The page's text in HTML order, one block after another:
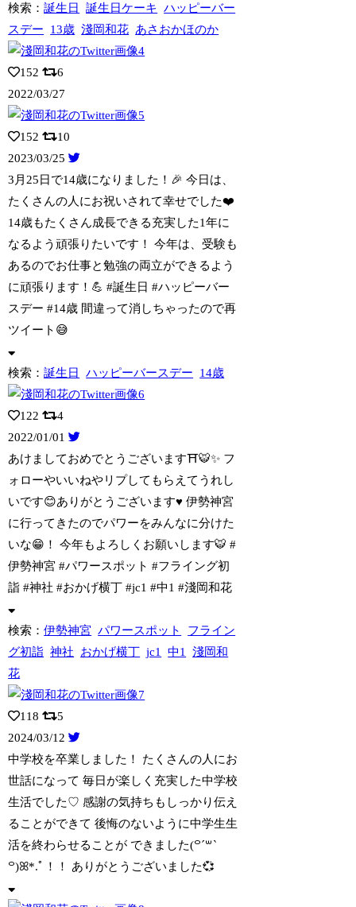
検索：誕生日 誕生日ケーキ ハッピーバー
スデー
13歳 淺岡和花 あさおかほのか
152
6
2022/03/27
152
10
2023/03/25
3月25日で14歳になりました！🎉 今日は、
たくさんの人にお祝いされて幸せでした❤️
14歳もたくさん成長できる充実した1年に
なるよう頑張りたいです！ 今年は、受験も
あるのでお仕事と勉強の両立ができるよう
に頑張ります！💪 #誕生日 #ハッピーバー
スデー #14歳 間違って消しちゃったので再
ツイート😅
検索：誕生日 ハッピーバースデー 14歳
122
4
2022/01/01
あけましておめでとうございます⛩🐯✨ フ
ォローやいいねやリプしてもらえてうれし
いです😊ありがとうございます♥️ 伊勢神宮
に行ってきたのでパワーをみんなに分けた
いな😁！ 今年もよろしくお願いします🐯 #
伊勢神宮 #パワースポット #フライング初
詣 #神社 #おかげ横丁 #jc1 #中1 #淺岡和花
検索：伊勢神宮 パワースポット
フライン
グ初詣 神社 おかげ横丁 jc1 中1
淺岡和
花
118
5
2024/03/12
中学校を卒業しました！ たくさんの人にお
世話になって 毎日が楽しく充実した中学校
生活でした♡ 感謝の気持ちもしっかり伝え
ることができて 後悔のないように中学生生
活を終わらせることが できました(꒪ˊ꒳ˋ
꒪)ꕤ*.ﾟ！！ ありがとうございました💞